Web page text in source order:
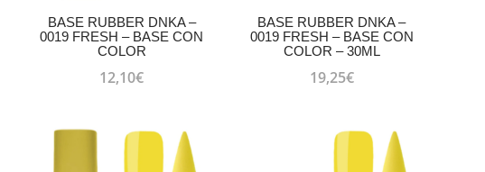
BASE RUBBER DNKA –
0019 FRESH – BASE CON
COLOR
12,10€
BASE RUBBER DNKA –
0019 FRESH – BASE CON
COLOR – 30ML
19,25€